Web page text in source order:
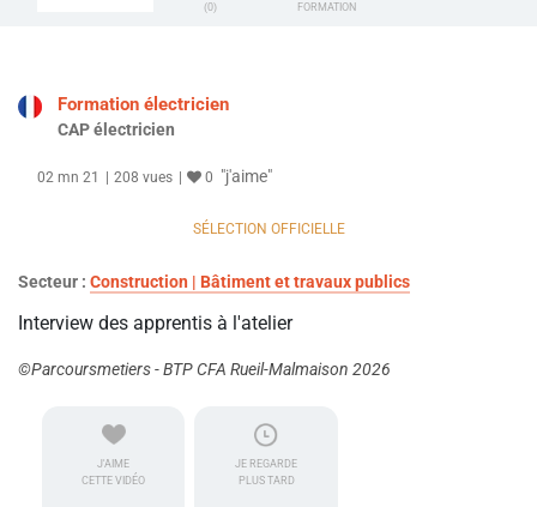
(0)
FORMATION
Formation électricien
CAP électricien
02 mn 21 208 vues 0 "j'aime"
SÉLECTION OFFICIELLE
Secteur : Construction | Bâtiment et travaux publics
Interview des apprentis à l'atelier
©Parcoursmetiers - BTP CFA Rueil-Malmaison 2026
J'AIME
CETTE VIDÉO
JE REGARDE
PLUS TARD